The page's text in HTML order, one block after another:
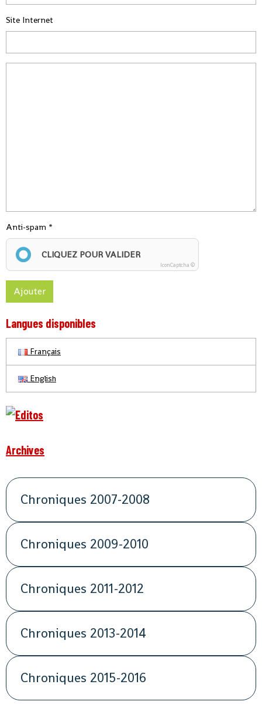
Site Internet
Anti-spam
CLIQUEZ POUR VALIDER
IconCaptcha ©
Ajouter
Langues disponibles
Français
English
Archives
Chroniques 2007-2008
Chroniques 2009-2010
Chroniques 2011-2012
Chroniques 2013-2014
Chroniques 2015-2016